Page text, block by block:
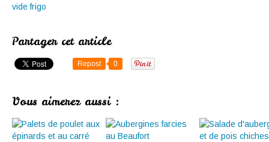
vide frigo
Partager cet article
Repost 0
Vous aimerez aussi :